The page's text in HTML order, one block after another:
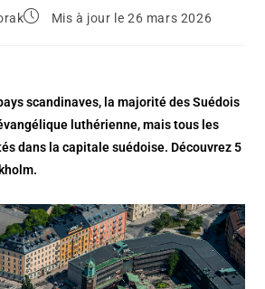
Mis à jour le 26 mars 2026
scandinaves, la majorité des Suédois
luthérienne, mais tous les
dans la capitale suédoise. Découvrez 5